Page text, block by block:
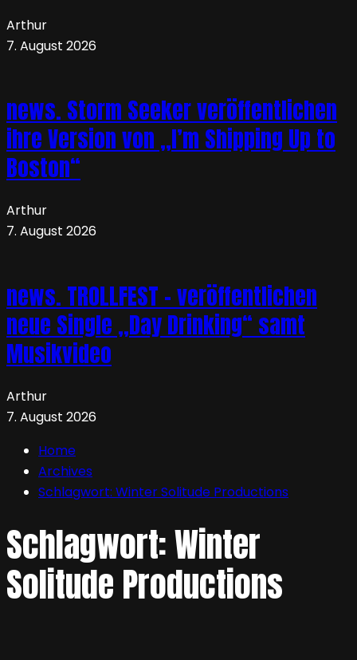
Arthur
7. August 2026
news. Storm Seeker veröffentlichen
ihre Version von „I’m Shipping Up to
Boston“
Arthur
7. August 2026
news. TROLLFEST – veröffentlichen
neue Single „Day Drinking“ samt
Musikvideo
Arthur
7. August 2026
Home
Archives
Schlagwort: Winter Solitude Productions
Schlagwort:Winter
Solitude Productions